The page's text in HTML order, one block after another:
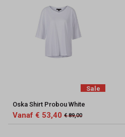
Sale
Oska Shirt Probou White
Vanaf € 53,40 € 89,00